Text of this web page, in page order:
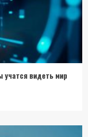
учатся видеть мир